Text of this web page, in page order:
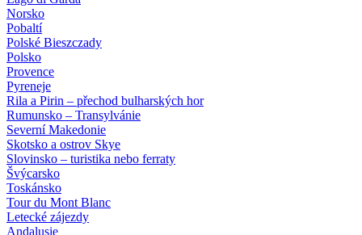
Norsko
Pobaltí
Polské Bieszczady
Polsko
Provence
Pyreneje
Rila a Pirin – přechod bulharských hor
Rumunsko – Transylvánie
Severní Makedonie
Skotsko a ostrov Skye
Slovinsko – turistika nebo ferraty
Švýcarsko
Toskánsko
Tour du Mont Blanc
Letecké zájezdy
Andalusie